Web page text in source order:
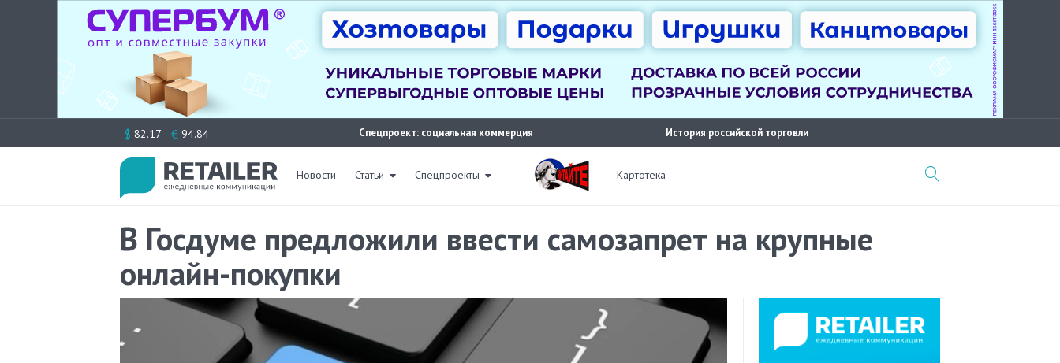
к
$ 82.17 € 94.84 Спецпроект: социальная коммерция История российской торговли
Новости Статьи Спецпроекты Картотека
В Госдуме предложили ввести самозапрет на крупные
онлайн-покупки